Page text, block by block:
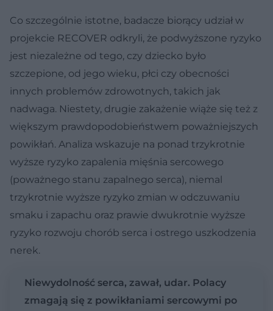
Co szczególnie istotne, badacze biorący udział w
projekcie RECOVER odkryli, że podwyższone ryzyko
jest niezależne od tego, czy dziecko było
szczepione, od jego wieku, płci czy obecności
innych problemów zdrowotnych, takich jak
nadwaga. Niestety, drugie zakażenie wiąże się też z
większym prawdopodobieństwem poważniejszych
powikłań. Analiza wskazuje na ponad trzykrotnie
wyższe ryzyko zapalenia mięśnia sercowego
(poważnego stanu zapalnego serca), niemal
trzykrotnie wyższe ryzyko zmian w odczuwaniu
smaku i zapachu oraz prawie dwukrotnie wyższe
ryzyko rozwoju chorób serca i ostrego uszkodzenia
nerek.
Niewydolność serca, zawał, udar. Polacy
zmagają się z powikłaniami sercowymi po